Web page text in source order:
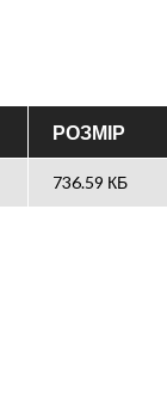
РОЗМІР
736.59 КБ